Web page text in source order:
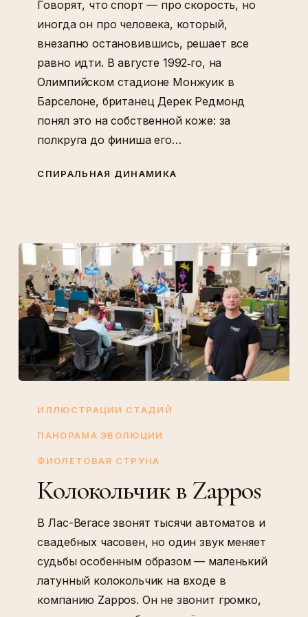
Говорят, что спорт — про скорость, но
иногда он про человека, который,
внезапно остановившись, решает все
равно идти. В августе 1992‑го, на
Олимпийском стадионе Монжуик в
Барселоне, британец Дерек Редмонд
понял это на собственной коже: за
полкруга до финиша его…
СПИРАЛЬНАЯ ДИНАМИКА
ИЛЛЮСТРАЦИИ СТАДИЙ
ПАНОРАМА ЭВОЛЮЦИИ
ФИОЛЕТОВАЯ СТРУНА
Колокольчик в Zappos
В Лас-Вегасе звонят тысячи автоматов и
свадебных часовен, но один звук меняет
судьбы особенным образом — маленький
латунный колокольчик на входе в
компанию Zappos. Он не звонит громко,